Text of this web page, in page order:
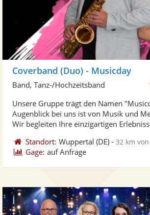
Coverband (Duo) - Musicday
Band, Tanz-/Hochzeitsband
Unsere Gruppe trägt den Namen
Augenblick bei uns ist von Musik und
Wir begleiten Ihre einzigartigen
Standort: Wuppertal (DE) -32 km
Gage: auf Anfrage